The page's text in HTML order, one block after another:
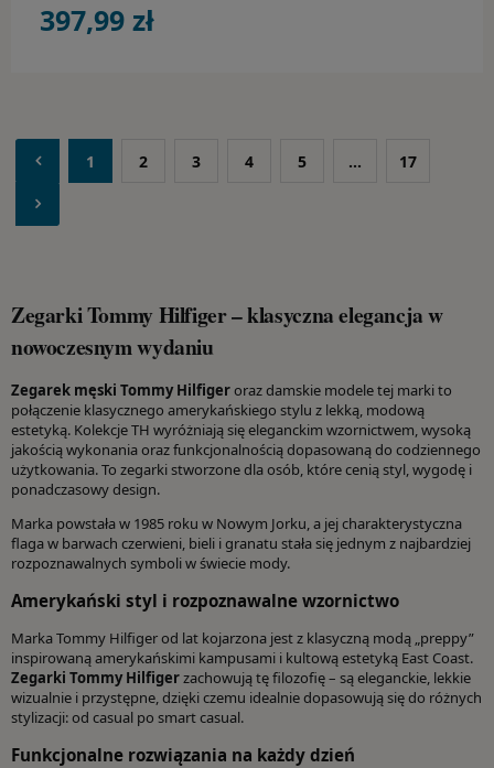
397,99 zł
1 2 3 4 5 ... 17
Zegarki Tommy Hilfiger – klasyczna elegancja w
nowoczesnym wydaniu
Zegarek męski Tommy Hilfigeroraz damskie modele tej marki to
połączenie klasycznego amerykańskiego stylu z lekką, modową
estetyką. Kolekcje TH wyróżniają się eleganckim wzornictwem, wysoką
jakością wykonania oraz funkcjonalnością dopasowaną do codziennego
użytkowania. To zegarki stworzone dla osób, które cenią styl, wygodę i
ponadczasowy design.
Marka powstała w 1985 roku w Nowym Jorku, a jej charakterystyczna
flaga w barwach czerwieni, bieli i granatu stała się jednym z najbardziej
rozpoznawalnych symboli w świecie mody.
Amerykański styl i rozpoznawalne wzornictwo
Marka Tommy Hilfiger od lat kojarzona jest z klasyczną modą „preppy”
inspirowaną amerykańskimi kampusami i kultową estetyką East Coast.
Zegarki Tommy Hilfigerzachowują tę filozofię – są eleganckie, lekkie
wizualnie i przystępne, dzięki czemu idealnie dopasowują się do różnych
stylizacji: od casual po smart casual.
Funkcjonalne rozwiązania na każdy dzień